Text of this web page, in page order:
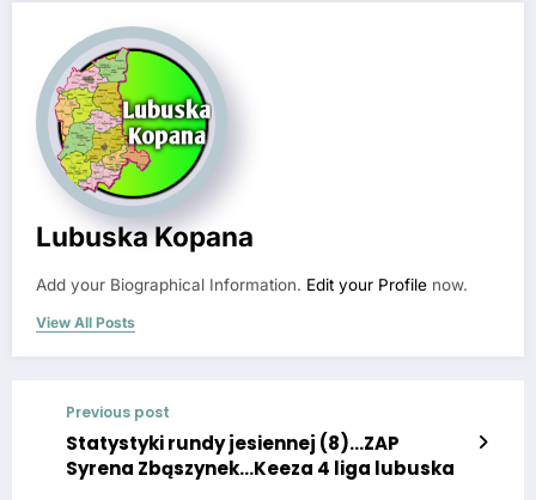
Lubuska Kopana
Add your Biographical Information. Edit your Profile now.
View All Posts
Previous post
Statystyki rundy jesiennej (8)…ZAP
Syrena Zbąszynek…Keeza 4 liga lubuska